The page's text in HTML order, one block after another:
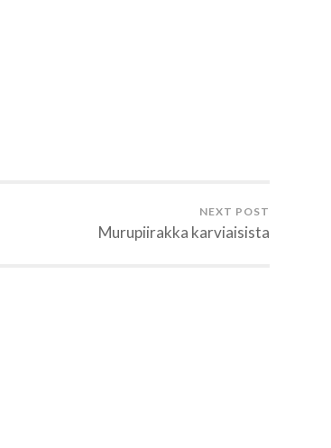
NEXT POST
Murupiirakka karviaisista